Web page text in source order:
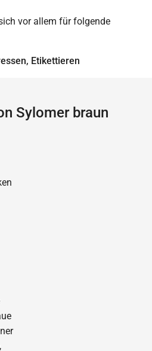
vor allem für folgende
Etikettieren
Sylomer braun